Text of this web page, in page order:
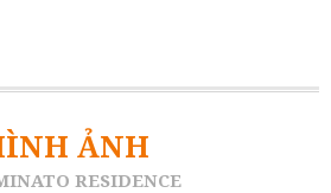
ẢNH
RESIDENCE